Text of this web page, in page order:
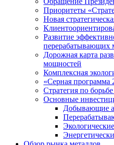
Приоритеты
Новая
Развитие
перерабатывающих
Дорожная карта
мощностей
Комплексная
«Серная программа
Стратегия по
Основные
Добывающие